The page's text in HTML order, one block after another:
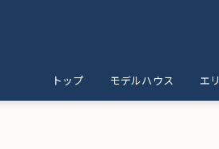
トップ モデルハウス エ